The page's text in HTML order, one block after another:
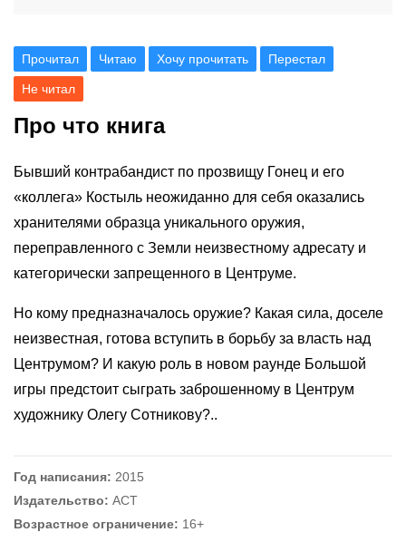
Прочитал Читаю Хочу прочитать Перестал
Не читал
Про что книга
Бывший контрабандист по прозвищу Гонец и его
«коллега» Костыль неожиданно для себя оказались
хранителями образца уникального оружия,
переправленного с Земли неизвестному адресату и
категорически запрещенного в Центруме.
Но кому предназначалось оружие? Какая сила, доселе
неизвестная, готова вступить в борьбу за власть над
Центрумом? И какую роль в новом раунде Большой
игры предстоит сыграть заброшенному в Центрум
художнику Олегу Сотникову?..
Год написания: 2015
Издательство: АСТ
Возрастное ограничение: 16+